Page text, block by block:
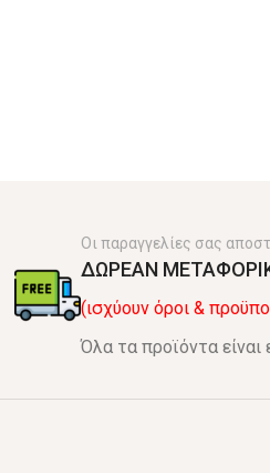
Οι παραγγελίες σας
ΔΩΡΕΑΝ
(ισχύουν όροι &
Όλα τα προϊόντα